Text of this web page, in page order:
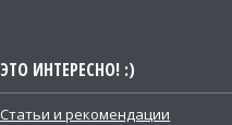
ЭТО ИНТЕРЕСНО! :)
Статьи и рекомендации